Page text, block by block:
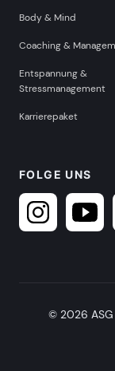
Body & Mind
Coaching &
Entspannung &
Stressmanagement
Karrierepaket
FOLGE UNS
© 2026